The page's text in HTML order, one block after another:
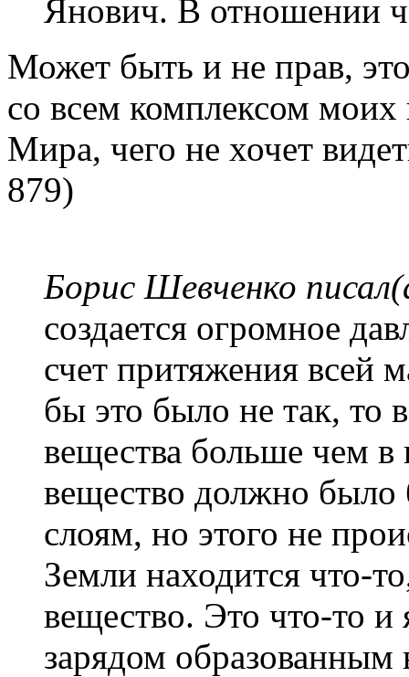
Янович. В отношении
Может быть и не прав,
со всем комплексом моих
Мира, чего не хочет
879)
Борис Шевченко
создается огромное
счет притяжения всей
бы это было не так, то
вещества больше чем в
вещество должно было
слоям, но этого не
Земли находится что-
вещество. Это что-то и
зарядом образованным